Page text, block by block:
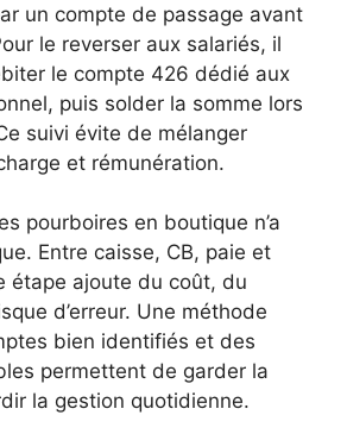
un compte de passage avant
le reverser aux salariés, il
le compte 426 dédié aux
puis solder la somme lors
suivi évite de mélanger
et rémunération.
pourboires en boutique n’a
Entre caisse, CB, paie et
étape ajoute du coût, du
d’erreur. Une méthode
bien identifiés et des
permettent de garder la
la gestion quotidienne.